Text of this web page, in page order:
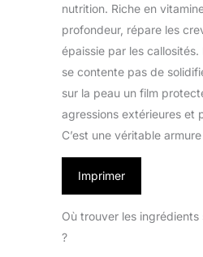
nutrition. Riche en
profondeur, répare les
épaissie par les callosités.
se contente pas de
sur la peau un film
agressions extérieures et
C’est une véritable
Imprimer
Où trouver les
?